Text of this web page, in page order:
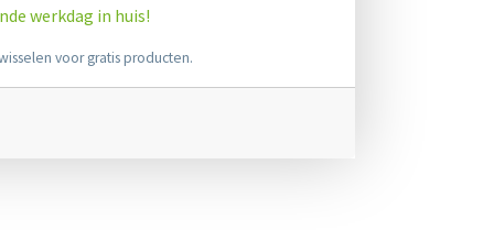
werkdag in huis!
voor gratis producten.